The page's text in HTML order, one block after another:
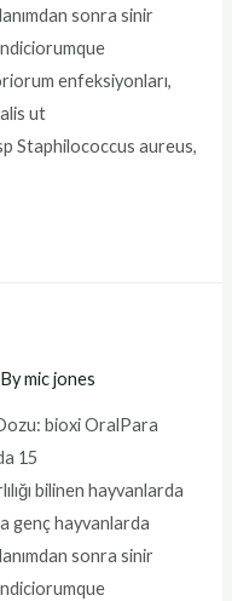
sonra sinir
enfeksiyonları,
ut
Staphilococcus aureus,
mic jones
bioxi OralPara
15
bilinen hayvanlarda
genç hayvanlarda
sonra sinir